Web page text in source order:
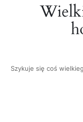
Szykuje się coś